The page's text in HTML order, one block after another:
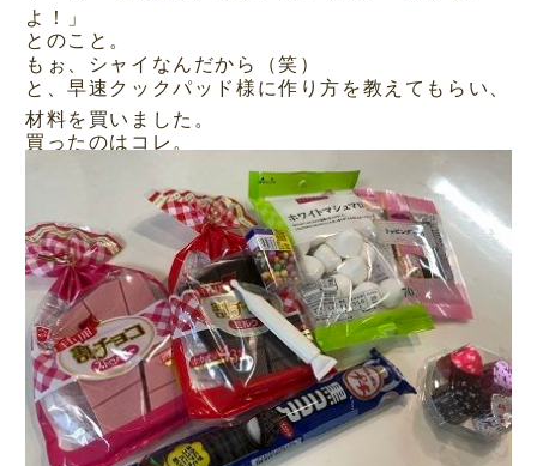
よ！」
とのこと。
もぉ、シャイなんだから（笑）
と、早速クックパッド様に作り方を教えてもらい、
材料を買いました。
買ったのはコレ。